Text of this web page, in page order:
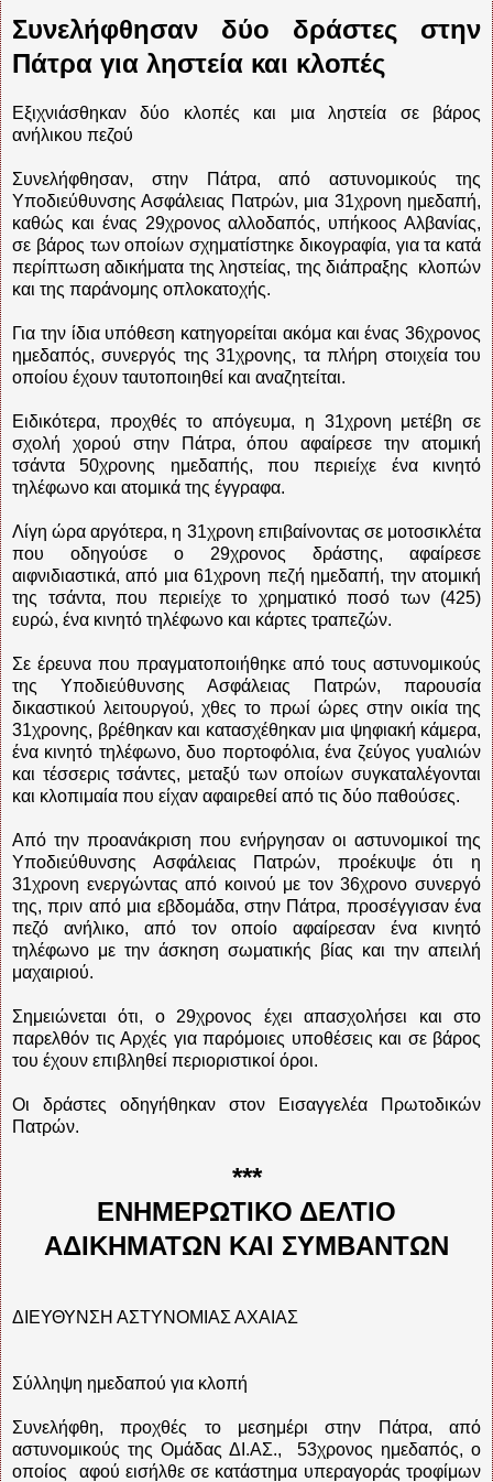
Συνελήφθησαν δύο δράστες στην
Πάτρα για ληστεία και κλοπές
Εξιχνιάσθηκαν δύο κλοπές και μια ληστεία σε βάρος
ανήλικου πεζού
Συνελήφθησαν, στην Πάτρα, από αστυνομικούς της
Υποδιεύθυνσης Ασφάλειας Πατρών, μια 31χρονη ημεδαπή,
καθώς και ένας 29χρονος αλλοδαπός, υπήκοος Αλβανίας,
σε βάρος των οποίων σχηματίστηκε δικογραφία, για τα κατά
περίπτωση αδικήματα της ληστείας, της διάπραξης κλοπών
και της παράνομης οπλοκατοχής.
Για την ίδια υπόθεση κατηγορείται ακόμα και ένας 36χρονος
ημεδαπός, συνεργός της 31χρονης, τα πλήρη στοιχεία του
οποίου έχουν ταυτοποιηθεί και αναζητείται.
Ειδικότερα, προχθές το απόγευμα, η 31χρονη μετέβη σε
σχολή χορού στην Πάτρα, όπου αφαίρεσε την ατομική
τσάντα 50χρονης ημεδαπής, που περιείχε ένα κινητό
τηλέφωνο και ατομικά της έγγραφα.
Λίγη ώρα αργότερα, η 31χρονη επιβαίνοντας σε μοτοσικλέτα
που οδηγούσε ο 29χρονος δράστης, αφαίρεσε
αιφνιδιαστικά, από μια 61χρονη πεζή ημεδαπή, την ατομική
της τσάντα, που περιείχε το χρηματικό ποσό των (425)
ευρώ, ένα κινητό τηλέφωνο και κάρτες τραπεζών.
Σε έρευνα που πραγματοποιήθηκε από τους αστυνομικούς
της Υποδιεύθυνσης Ασφάλειας Πατρών, παρουσία
δικαστικού λειτουργού, χθες το πρωί ώρες στην οικία της
31χρονης, βρέθηκαν και κατασχέθηκαν μια ψηφιακή κάμερα,
ένα κινητό τηλέφωνο, δυο πορτοφόλια, ένα ζεύγος γυαλιών
και τέσσερις τσάντες, μεταξύ των οποίων συγκαταλέγονται
και κλοπιμαία που είχαν αφαιρεθεί από τις δύο παθούσες.
Από την προανάκριση που ενήργησαν οι αστυνομικοί της
Υποδιεύθυνσης Ασφάλειας Πατρών, προέκυψε ότι η
31χρονη ενεργώντας από κοινού με τον 36χρονο συνεργό
της, πριν από μια εβδομάδα, στην Πάτρα, προσέγγισαν ένα
πεζό ανήλικο, από τον οποίο αφαίρεσαν ένα κινητό
τηλέφωνο με την άσκηση σωματικής βίας και την απειλή
μαχαιριού.
Σημειώνεται ότι, ο 29χρονος έχει απασχολήσει και στο
παρελθόν τις Αρχές για παρόμοιες υποθέσεις και σε βάρος
του έχουν επιβληθεί περιοριστικοί όροι.
Οι δράστες οδηγήθηκαν στον Εισαγγελέα Πρωτοδικών
Πατρών.
***
ΕΝΗΜΕΡΩΤΙΚΟ ΔΕΛΤΙΟ
ΑΔΙΚΗΜΑΤΩΝ ΚΑΙ ΣΥΜΒΑΝΤΩΝ
ΔΙΕΥΘΥΝΣΗ ΑΣΤΥΝΟΜΙΑΣ ΑΧΑΙΑΣ
Σύλληψη ημεδαπού για κλοπή
Συνελήφθη, προχθές το μεσημέρι στην Πάτρα, από
αστυνομικούς της Ομάδας ΔΙ.ΑΣ., 53χρονος ημεδαπός, ο
οποίος αφού εισήλθε σε κατάστημα υπεραγοράς τροφίμων